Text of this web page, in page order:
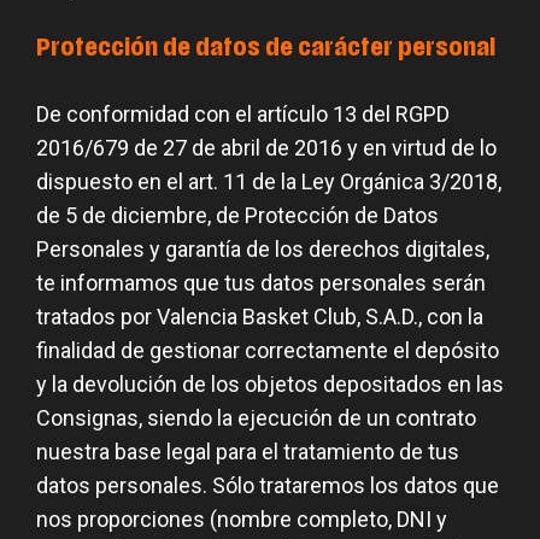
Protección de datos de carácter personal
De conformidad con el artículo 13 del RGPD
2016/679 de 27 de abril de 2016 y en virtud de lo
dispuesto en el art. 11 de la Ley Orgánica 3/2018,
de 5 de diciembre, de Protección de Datos
Personales y garantía de los derechos digitales,
te informamos que tus datos personales serán
tratados por Valencia Basket Club, S.A.D., con la
finalidad de gestionar correctamente el depósito
y la devolución de los objetos depositados en las
Consignas, siendo la ejecución de un contrato
nuestra base legal para el tratamiento de tus
datos personales. Sólo trataremos los datos que
nos proporciones (nombre completo, DNI y